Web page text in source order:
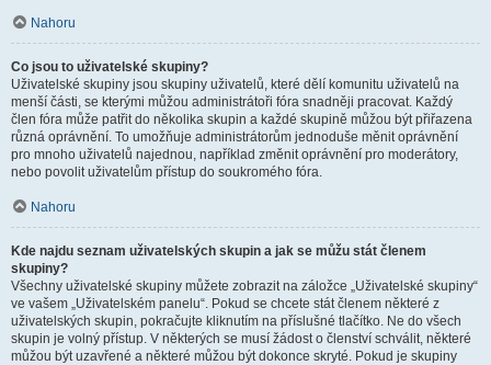
Nahoru
Co jsou to uživatelské skupiny?
Uživatelské skupiny jsou skupiny uživatelů, které dělí komunitu uživatelů na
menší části, se kterými můžou administrátoři fóra snadněji pracovat. Každý
člen fóra může patřit do několika skupin a každé skupině můžou být přiřazena
různá oprávnění. To umožňuje administrátorům jednoduše měnit oprávnění
pro mnoho uživatelů najednou, například změnit oprávnění pro moderátory,
nebo povolit uživatelům přístup do soukromého fóra.
Nahoru
Kde najdu seznam uživatelských skupin a jak se můžu stát členem
skupiny?
Všechny uživatelské skupiny můžete zobrazit na záložce „Uživatelské skupiny“
ve vašem „Uživatelském panelu“. Pokud se chcete stát členem některé z
uživatelských skupin, pokračujte kliknutím na příslušné tlačítko. Ne do všech
skupin je volný přístup. V některých se musí žádost o členství schválit, některé
můžou být uzavřené a některé můžou být dokonce skryté. Pokud je skupiny